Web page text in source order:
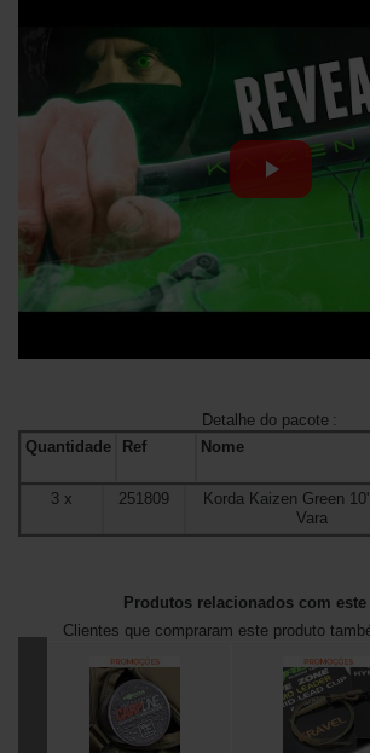
Detalhe do pacote:
Quantidade
Ref
Nome
3x 251809
Korda Kaizen Green
Vara
Produtos relacionados com
Clientes que compraram este produto